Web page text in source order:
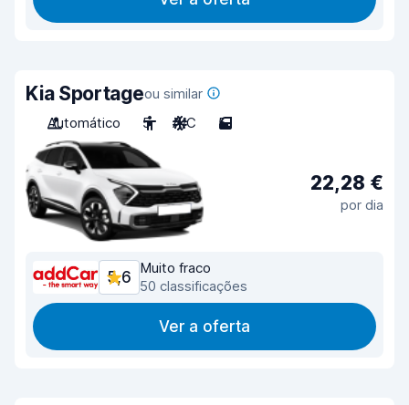
Kia Sportageou similar
Automático
5 A/C 5
22,28 €
por dia
5,6
Muito fraco
50 classificações
Ver a oferta